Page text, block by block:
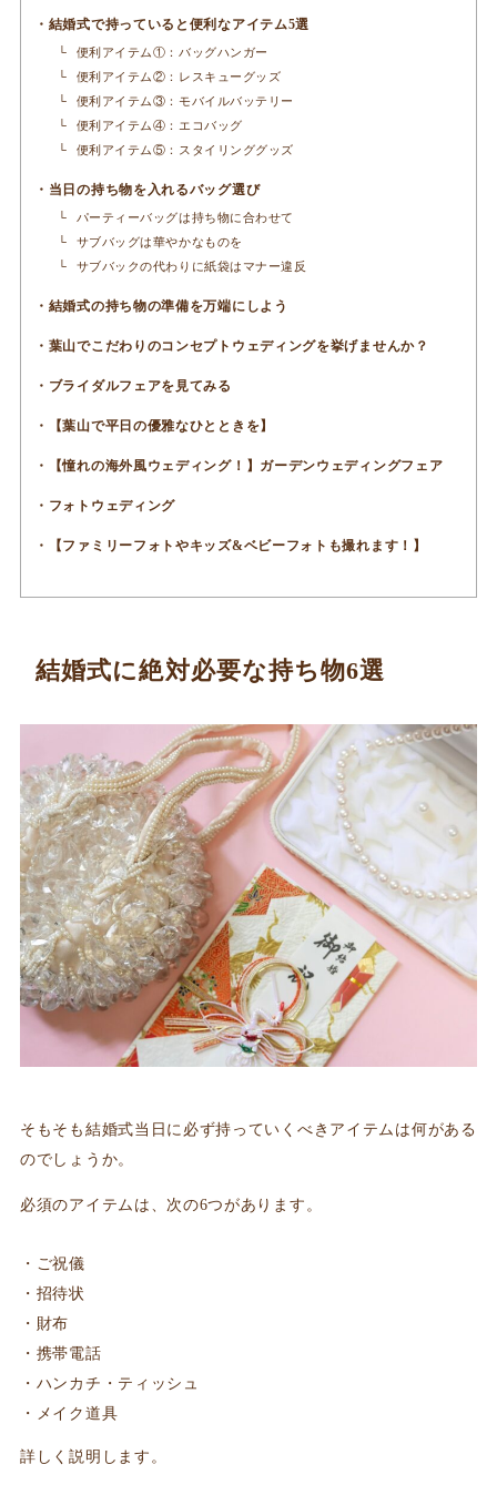
結婚式で持っていると便利なアイテム5選
便利アイテム①：バッグハンガー
便利アイテム②：レスキューグッズ
便利アイテム③：モバイルバッテリー
便利アイテム④：エコバッグ
便利アイテム⑤：スタイリンググッズ
当日の持ち物を入れるバッグ選び
パーティーバッグは持ち物に合わせて
サブバッグは華やかなものを
サブバックの代わりに紙袋はマナー違反
結婚式の持ち物の準備を万端にしよう
葉山でこだわりのコンセプトウェディングを挙げませんか？
ブライダルフェアを見てみる
【葉山で平日の優雅なひとときを】
【憧れの海外風ウェディング！】ガーデンウェディングフェア
フォトウェディング
【ファミリーフォトやキッズ&ベビーフォトも撮れます！】
結婚式に絶対必要な持ち物6選
そもそも結婚式当日に必ず持っていくべきアイテムは何がある
のでしょうか。
必須のアイテムは、次の6つがあります。
ご祝儀
招待状
財布
携帯電話
ハンカチ・ティッシュ
メイク道具
詳しく説明します。